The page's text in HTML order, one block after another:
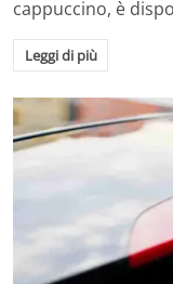
cappuccino, è
Leggi di più